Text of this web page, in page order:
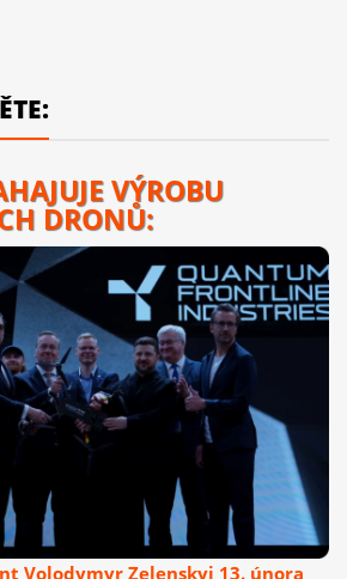
VÝROBU
DRONŮ:
Volodymyr Zelenskyj 13. února